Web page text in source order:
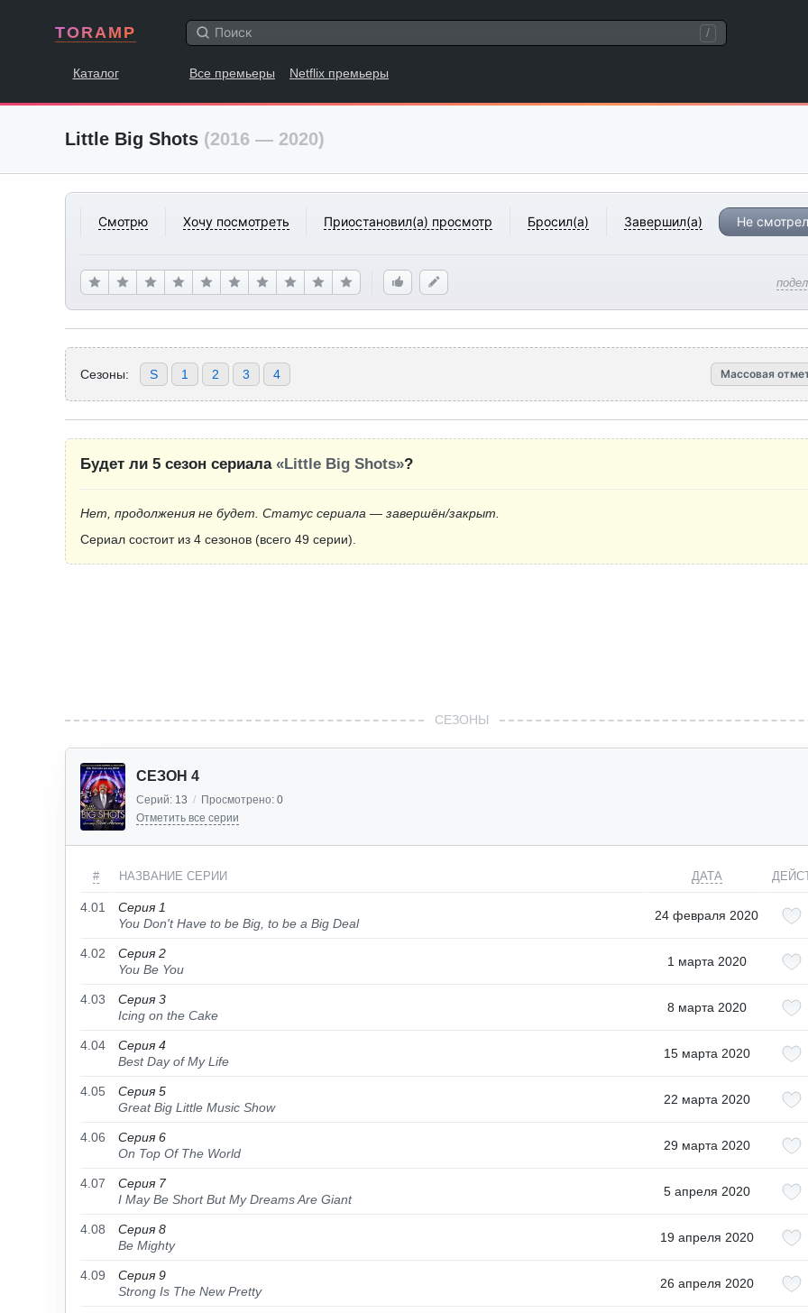
TORAMP /
Каталог Все премьеры Netflix премьеры
Little Big Shots (2016 — 2020)
Смотрю Хочу посмотреть Приостановил(а) просмотр Бросил(а) Завершил(а) Не
Сезоны: S 1 2 3 4 Массовая
Будет ли 5 сезон сериала «Little Big Shots»?
Нет, продолжения не будет. Статус сериала — завершён/закрыт.
Сериал состоит из 4 сезонов (всего 49 серии).
СЕЗОНЫ
СЕЗОН 4
Серий: 13 / Просмотрено: 0
Отметить все серии
# НАЗВАНИЕ СЕРИИ ДАТА
4.01
Серия 1
You Don't Have to be Big, to be a Big Deal
24 февраля 2020
4.02
Серия 2
You Be You
1 марта 2020
4.03
Серия 3
Icing on the Cake
8 марта 2020
4.04
Серия 4
Best Day of My Life
15 марта 2020
4.05
Серия 5
Great Big Little Music Show
22 марта 2020
4.06
Серия 6
On Top Of The World
29 марта 2020
4.07
Серия 7
I May Be Short But My Dreams Are Giant
5 апреля 2020
4.08
Серия 8
Be Mighty
19 апреля 2020
4.09
Серия 9
Strong Is The New Pretty
26 апреля 2020